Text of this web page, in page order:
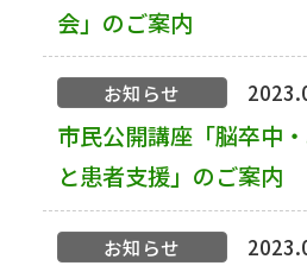
会」のご案内
お知らせ
市民公開講座「脳卒中
と患者支援」のご案内
お知らせ